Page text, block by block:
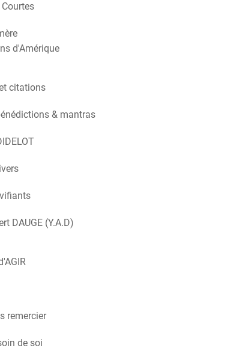
d'Amérique
citations
& mantras
DAUGE (Y.A.D)
remercier
de soi